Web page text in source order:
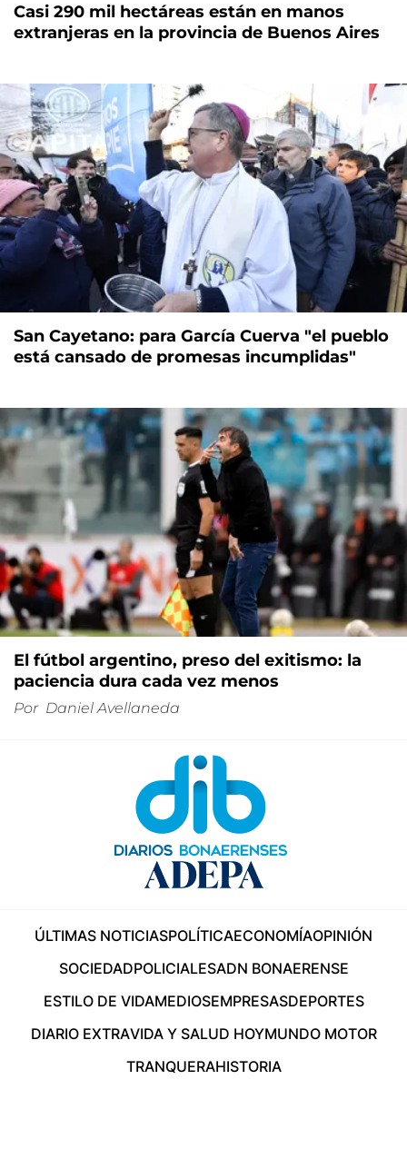
Casi 290 mil hectáreas están en manos
extranjeras en la provincia de Buenos Aires
San Cayetano: para García Cuerva "el pueblo
está cansado de promesas incumplidas"
El fútbol argentino, preso del exitismo: la
paciencia dura cada vez menos
Por Daniel Avellaneda
ÚLTIMAS NOTICIASPOLÍTICAECONOMÍAOPINIÓN
SOCIEDADPOLICIALESADN BONAERENSE
ESTILO DE VIDAMEDIOSEMPRESASDEPORTES
DIARIO EXTRAVIDA Y SALUD HOYMUNDO MOTOR
TRANQUERAHISTORIA